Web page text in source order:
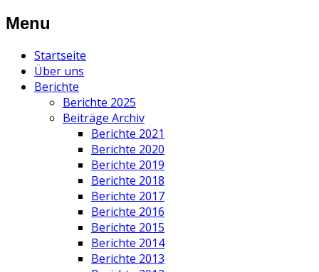
Menu
Startseite
Über uns
Berichte
Berichte 2025
Beiträge Archiv
Berichte 2021
Berichte 2020
Berichte 2019
Berichte 2018
Berichte 2017
Berichte 2016
Berichte 2015
Berichte 2014
Berichte 2013